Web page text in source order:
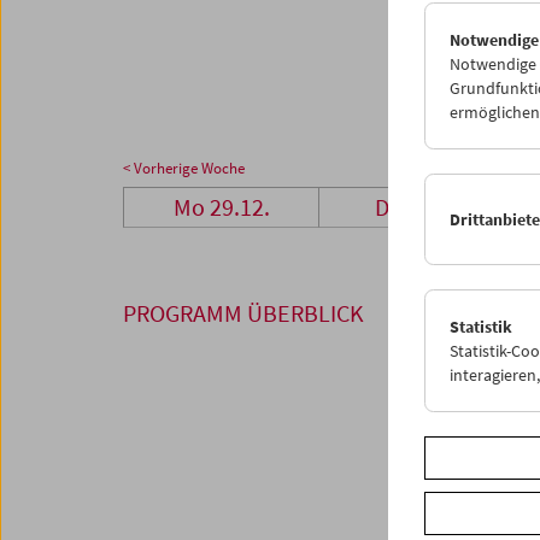
02
< Vorherige Woche
Mo 29.12. Di 30.12.
PROGRAMM ÜBERBLICK
Notwendige
Statistik
Statistik-